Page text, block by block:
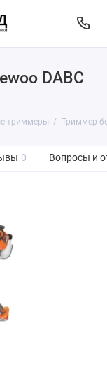
DABC
триммеры Триммер
0 Вопросы и